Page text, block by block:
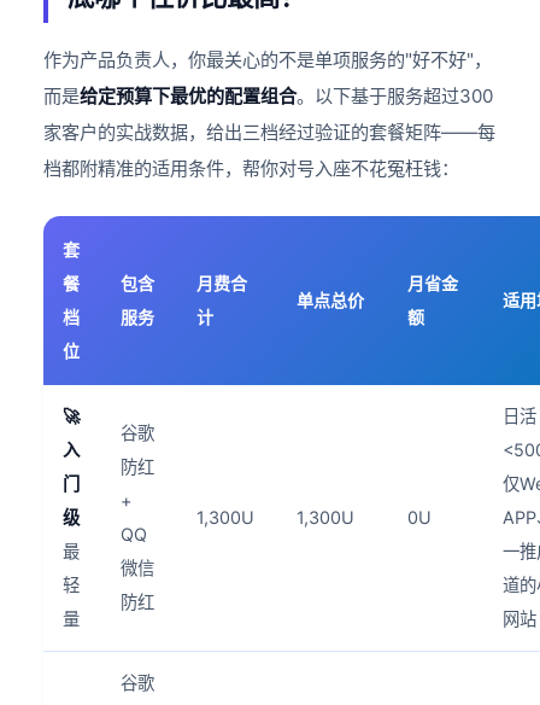
作为产品负责人，你最关心的不是单项服务的"好不好"，
而是给定预算下最优的配置组合。以下基于服务超过300
家客户的实战数据，给出三档经过验证的套餐矩阵——每
档都附精准的适用条件，帮你对号入座不花冤枉钱：
套
餐
档
位
包含
服务
月费合
计
单点总价
月省金
额
适
🚀
入
门
级
最
轻
量
谷歌
防红
+
QQ
微信
防红
1,300U 1,300U 0U
日活
仅
一
道
网站
谷歌